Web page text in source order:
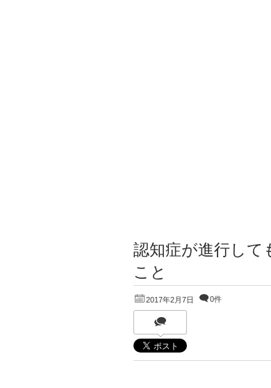
認知症が進行して
こと
2017年2月7日 0件